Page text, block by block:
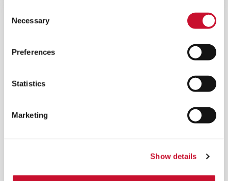
Selection
Necessary
Preferences
Statistics
Marketing
Show details